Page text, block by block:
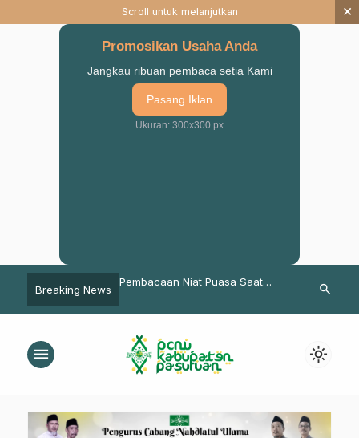
Scroll untuk melanjutkan ×
Promosikan Usaha Anda
Jangkau ribuan pembaca setia Kami
Pasang Iklan
Ukuran: 300x300 px
Breaking News
di Pendopo
Pembacaan Niat Puasa Saat
Alasannya
Peringati
Vaksinasi
search
menu light_mode